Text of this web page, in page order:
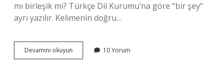
mı birleşik mi? Türkçe Dil Kurumu’na göre “bir şey”
ayrı yazılır. Kelimenin doğru…
Devamını okuyun
Şey
10 Yorum